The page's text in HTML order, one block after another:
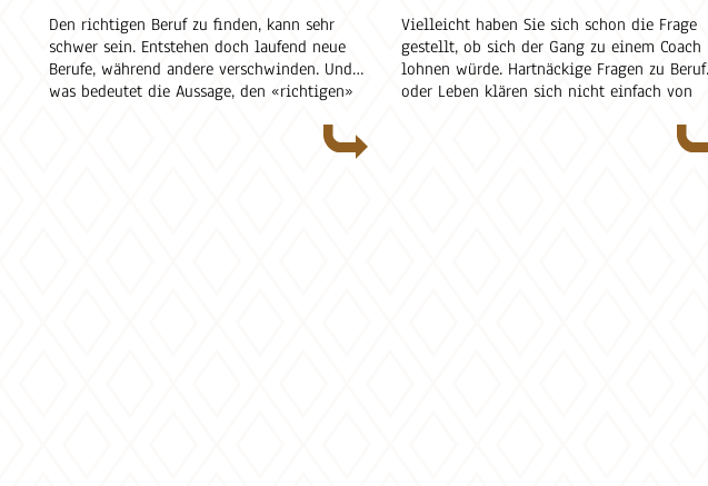
Den richtigen Beruf zu finden, kann sehr
schwer sein. Entstehen doch laufend neue
Berufe, während andere verschwinden. Und
was bedeutet die Aussage, den «richtigen»
von persönlichen Kriterien und Sichtweisen
Vielleicht haben Sie sich schon die Frage
gestellt, ob sich der Gang zu einem Coach
lohnen würde. Hartnäckige Fragen zu Beruf
oder Leben klären sich nicht einfach von
sie klärt. Vielleicht können Sie sich wenig